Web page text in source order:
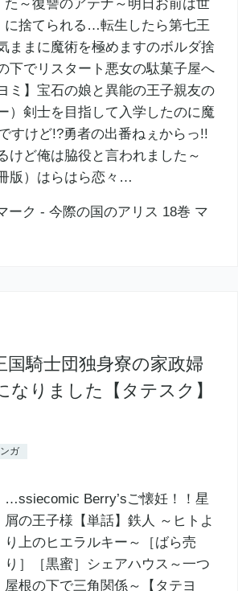
た～復讐のアテナ～明日お前は世
に捨てられる…転生したら第七王
ままに魔術を極めますのボルダ捨
下でリスタート悪女の駄菓子屋へ
ミ】宝石の娘と異能の王子親友の
）剣士を目指して入学したのに魔
すけど!?勇者の出番ねぇからっ!!
けど俺は脇役と言われました～
版）はらはら恋々…
国騎士団独身寮の家政婦
なりました【タテスク】
ガ
…ssiecomic Berry’sご懐妊！！星
屑の王子様【単話】鉄人 ～ヒトよ
り上のヒエラルキー～［ばら売
り］［黒蜜］シェアハウス～一つ
屋根の下で三角関係～【タテヨ